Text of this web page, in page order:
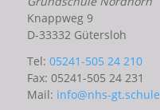
Knappweg 9
D-33332 Gütersloh
Tel: 05241-505 24 210
Fax: 05241-505 24 231
Mail: info@nhs-gt.schule